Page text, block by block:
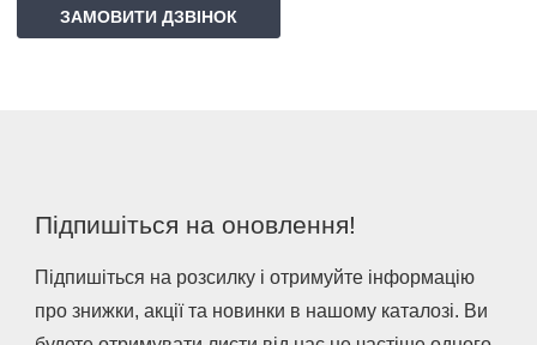
ЗАМОВИТИ ДЗВІНОК
Підпишіться на оновлення!
Підпишіться на розсилку і отримуйте інформацію
про знижки, акції та новинки в нашому каталозі. Ви